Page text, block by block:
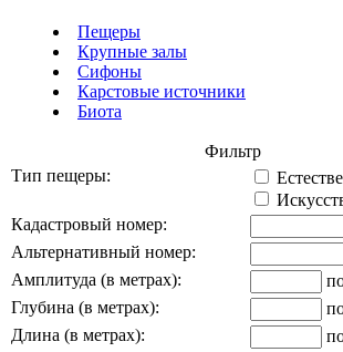
Пещеры
Крупные залы
Сифоны
Карстовые источники
Биота
Фильтр
Тип пещеры:
Кадастровый номер:
Альтернативный номер:
Амплитуда (в метрах):
Глубина (в метрах):
Длина (в метрах):